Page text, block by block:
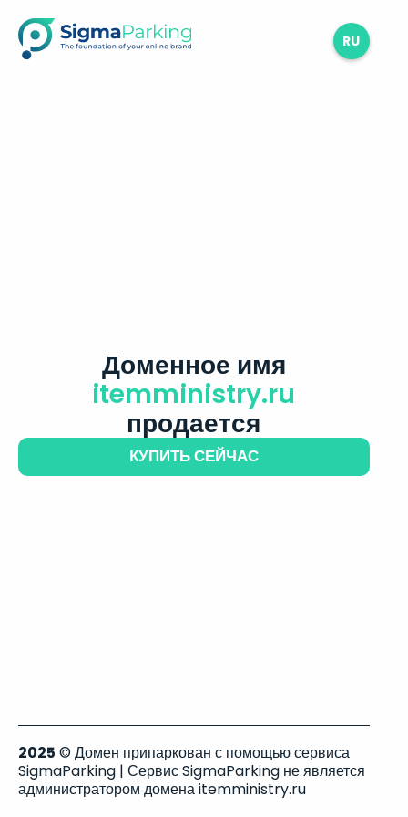
RU
Доменное имя
itemministry.ru
продается
КУПИТЬ СЕЙЧАС
2025 © Домен припаркован с помощью сервиса
SigmaParking | Сервис SigmaParking не является
администратором домена itemministry.ru